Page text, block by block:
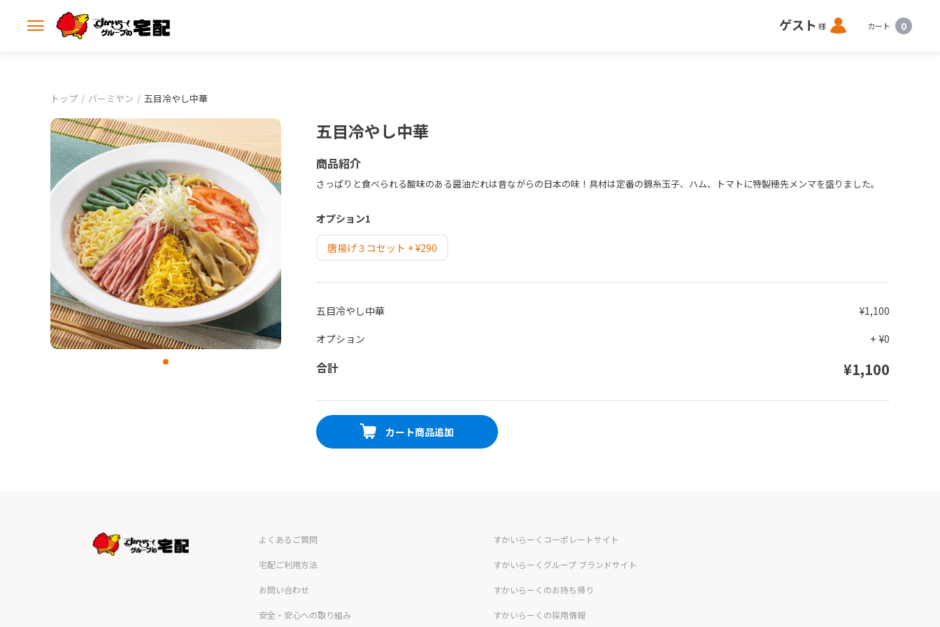
メ
開
ゲスト 様 ロ
グ
カート 0
トップ バーミヤン 五目冷やし中華
五目冷やし中華
商品紹介
さっぱりと食べられる酸味のある醤油だれは昔ながらの日本の味！具材は定番の錦糸玉子、ハム、トマトに特製穂先メンマを盛りました。
オプション1
唐揚げ３コセット + ¥290
五目冷やし中華
¥1,100
オプション
+ ¥0
合計 ¥1,100
カート商品追加
よくあるご質問
宅配ご利用方法
お問い合わせ
安全・安心への取り組み
すかいらーくコーポレートサイト
すかいらーくグループ ブランドサイト
すかいらーくのお持ち帰り
すかいらーくの採用情報